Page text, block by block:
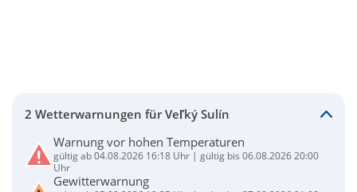
2 Wetterwarnungen für Veľký Sulín
Warnung vor hohen Temperaturen
gültig ab 04.08.2026 16:18 Uhr | gültig bis 06.08.2026 20:00
Uhr
Gewitterwarnung